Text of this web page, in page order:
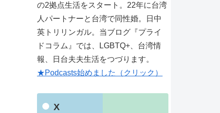
の2拠点生活をスタート。22年に台湾
人パートナーと台湾で同性婚。日中
英トリリンガル。当ブログ『プライ
ドコラム』では、LGBTQ+、台湾情
報、日台夫夫生活をつづります。
★Podcasts始めました（クリック）
X